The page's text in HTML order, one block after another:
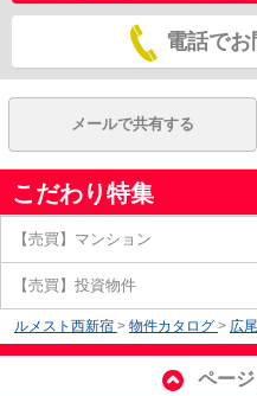
電話で
メールで共有する
こだわり特集
【売買】マンション
【売買】投資物件
ルメスト西新宿 > 物件カタログ > 広
ペー